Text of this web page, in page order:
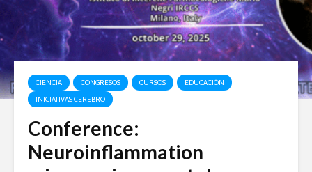
CIENCIA CONGRESOS CURSOS
EDUCACIÓN
INICIATIVAS CEREBRO
Conference:
Neuroinflammation